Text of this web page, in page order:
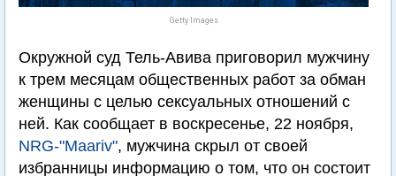
Getty Images
Окружной суд Тель-Авива приговорил мужчину
к трем месяцам общественных работ за обман
женщины с целью сексуальных отношений с
ней. Как сообщает в воскресенье, 22 ноября,
NRG-"Maariv", мужчина скрыл от своей
избранницы информацию о том, что он состоит